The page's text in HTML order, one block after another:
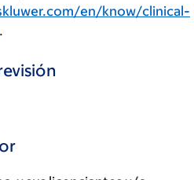
en/know/clinical-
.